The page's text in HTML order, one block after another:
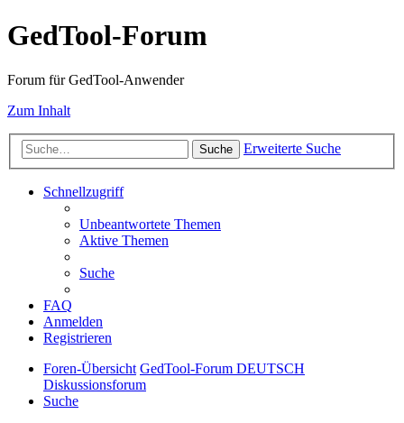
GedTool-Forum
Forum für GedTool-Anwender
Zum Inhalt
Suche Erweiterte Suche
Schnellzugriff
Unbeantwortete Themen
Aktive Themen
Suche
FAQ
Anmelden
Registrieren
Foren-Übersicht GedTool-Forum DEUTSCH
Diskussionsforum
Suche